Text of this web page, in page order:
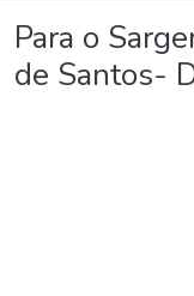
Para o
de Santos-